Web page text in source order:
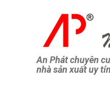
An Phát chuyên
nhà sản xuất uy